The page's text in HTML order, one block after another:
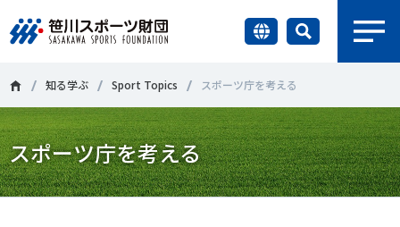
財団情報
研究員紹介
調査・研究
＃誰が子どものスポーツをささえるのか ＃部活動
＃アクティブなまちづくり ＃日本人の身体活動と健康寿命
知る学ぶ Sport Topics スポーツ庁を考える
スポーツ庁を考える